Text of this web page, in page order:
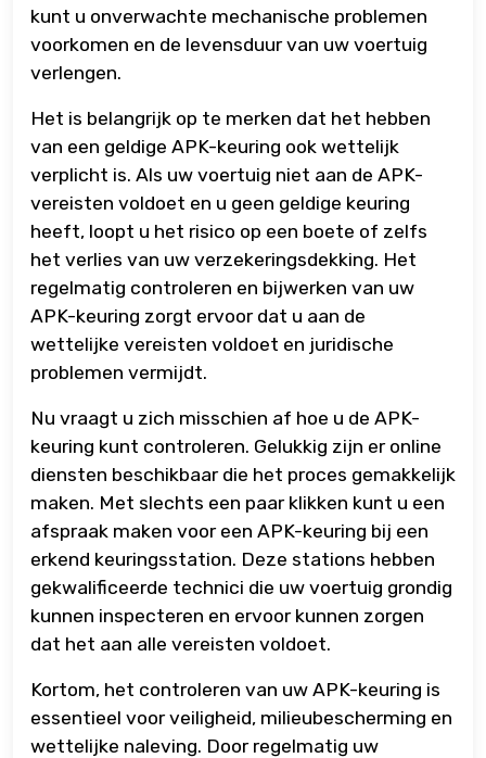
kunt u onverwachte mechanische problemen
voorkomen en de levensduur van uw voertuig
verlengen.
Het is belangrijk op te merken dat het hebben
van een geldige APK-keuring ook wettelijk
verplicht is. Als uw voertuig niet aan de APK-
vereisten voldoet en u geen geldige keuring
heeft, loopt u het risico op een boete of zelfs
het verlies van uw verzekeringsdekking. Het
regelmatig controleren en bijwerken van uw
APK-keuring zorgt ervoor dat u aan de
wettelijke vereisten voldoet en juridische
problemen vermijdt.
Nu vraagt u zich misschien af hoe u de APK-
keuring kunt controleren. Gelukkig zijn er online
diensten beschikbaar die het proces gemakkelijk
maken. Met slechts een paar klikken kunt u een
afspraak maken voor een APK-keuring bij een
erkend keuringsstation. Deze stations hebben
gekwalificeerde technici die uw voertuig grondig
kunnen inspecteren en ervoor kunnen zorgen
dat het aan alle vereisten voldoet.
Kortom, het controleren van uw APK-keuring is
essentieel voor veiligheid, milieubescherming en
wettelijke naleving. Door regelmatig uw